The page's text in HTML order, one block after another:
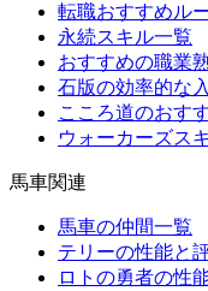
転職おすすめル
永続スキル一覧
おすすめの職業
石版の効率的な
こころ道のおす
ウォーカーズス
馬車関連
馬車の仲間一覧
テリーの性能と
ロトの勇者の性